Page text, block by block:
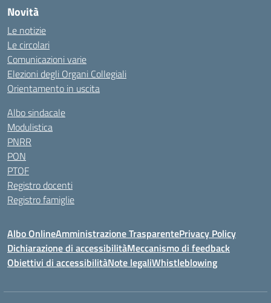
Novità
Le notizie
Le circolari
Comunicazioni varie
Elezioni degli Organi Collegiali
Orientamento in uscita
Albo sindacale
Modulistica
PNRR
PON
PTOF
Registro docenti
Registro famiglie
Albo OnlineAmministrazione TrasparentePrivacy Policy
Dichiarazione di accessibilitàMeccanismo di feedback
Obiettivi di accessibilitàNote legaliWhistleblowing